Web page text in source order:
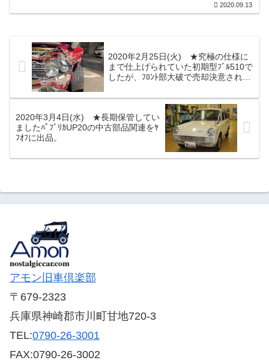
史と共に歩んで来ました三菱キャンター
も考えますと、このまま維持して行くよ
りはと思い、この機会に思い切って売却
決断に至りこの最新情報で売却告知をい
2020.09.13
2020年2月25日(火) ★究極の仕様に
まで仕上げられていた初期型ﾌﾞﾙ510で
したが、ﾌﾛﾝﾄ部大破で売却決意されま
2020年3月4日(水) ★長期保管してい
ましたﾊﾟﾌﾞﾘｶUP20の中古部品関連をﾔ
ﾌｵﾌに出品。
アモン旧車倶楽部
〒679-2323
兵庫県神崎郡市川町甘地720-3
TEL:0790-26-3001
FAX:0790-26-3002